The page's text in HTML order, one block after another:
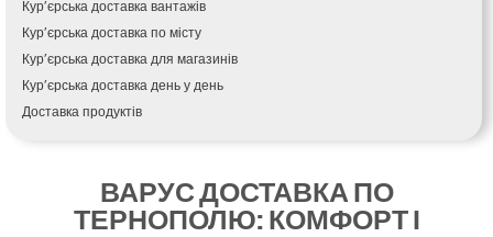
Кур’єрська доставка вантажів
Кур’єрська доставка по місту
Кур’єрська доставка для магазинів
Кур’єрська доставка день у день
Доставка продуктів
Швидка кур’єрська доставка
Доставка за 60 хвилин
ВАРУС ДОСТАВКА ПО
ТЕРНОПОЛЮ: КОМФОРТ І
Крихівці
Крюківщина
Крижанівка
Ладижин
Лубни